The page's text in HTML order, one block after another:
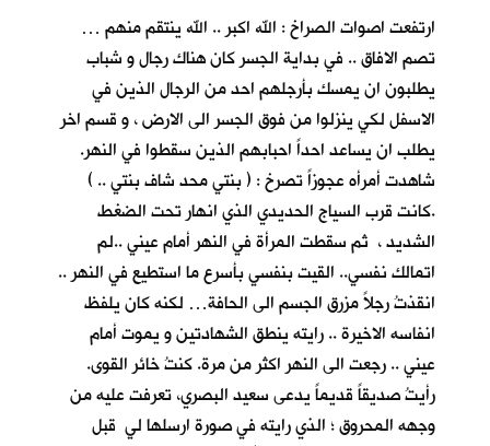
ارتفعت اصوات الصراخ : الله اكبر .. الله ينتقم منهم …
تصم الافاق .. في بداية الجسر كان هناك رجال و شباب
يطلبون ان يمسك بأرجلهم احد من الرجال الذين في
الاسفل لكي ينزلوا من فوق الجسر الى الارض ، و قسم اخر
يطلب ان يساعد احداً احبابهم الذين سقطوا في النهر.
شاهدت أمرأه عجوزاً تصرخ : ( بنتي محد شاف بنتي .. )
.كانت قرب السياج الحديدي الذي انهار تحت الضغط
الشديد ، ثم سقطت المرأة في النهر أمام عيني ..لم
اتمالك نفسي.. القيت بنفسي بأسرع ما استطيع في النهر ..
انقذتُ رجلاً مزرق الجسم الى الحافة… لكنه كان يلفظ
انفاسه الاخيرة .. رايته ينطق الشهادتين و يموت أمام
عيني .. رجعت الى النهر اكثر من مرة. كنتُ خائر القوى.
رأيتُ صديقاً قديماً يدعى سعيد البصري، تعرفت عليه من
وجهه المحروق ؛ الذي رايته في صورة ارسلها لي قبل